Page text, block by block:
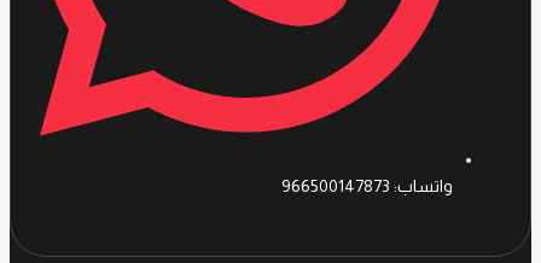
واتساب: 966500147873